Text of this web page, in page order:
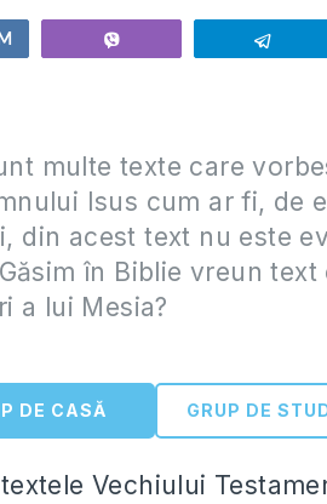
multe texte care
Isus cum ar fi, de
din acest text nu este
în Biblie vreun
a lui Mesia?
DE CASĂ GRUP DE
Vechiului